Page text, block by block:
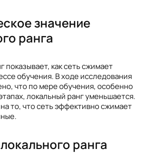
значение
ранга
показывает, как сеть сжимает
обучения. В ходе исследования
что по мере обучения, особенно
локальный ранг уменьшается.
то, что сеть эффективно сжимает
ранга